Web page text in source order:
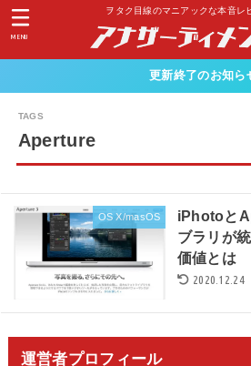
ヲタク目線のマニアックな本音レ
MENU
更新終了のお知ら
Aperture
OS X/masOS
iPhotoと
ブラリが
価値とは
2020.12.24
運営者プロフィール